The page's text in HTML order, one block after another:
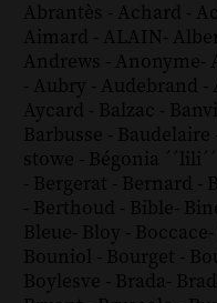
Abrantès - Achard -
Aimard - ALAIN-
Andrews - Anonyme-
- Aubry - Audebrand -
Aycard - Balzac -
Barbusse - Baudelaire
stowe - Bégonia ´´lili´´
- Bergerat - Bernard -
- Berthoud - Bible-
Bleue- Bloy - Boccace-
Bouniol - Bourget -
Boylesve - Brada-